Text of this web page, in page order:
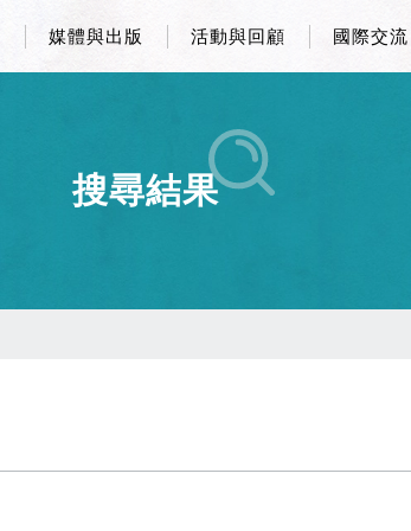
媒體與出版 活動與回顧 國際交流
搜尋結果